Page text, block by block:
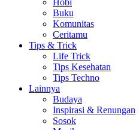
Hobi
Buku
Komunitas
Ceritamu
Tips & Trick
Life Trick
Tips Kesehatan
Tips Techno
Lainnya
Budaya
Inspirasi & Renungan
Sosok